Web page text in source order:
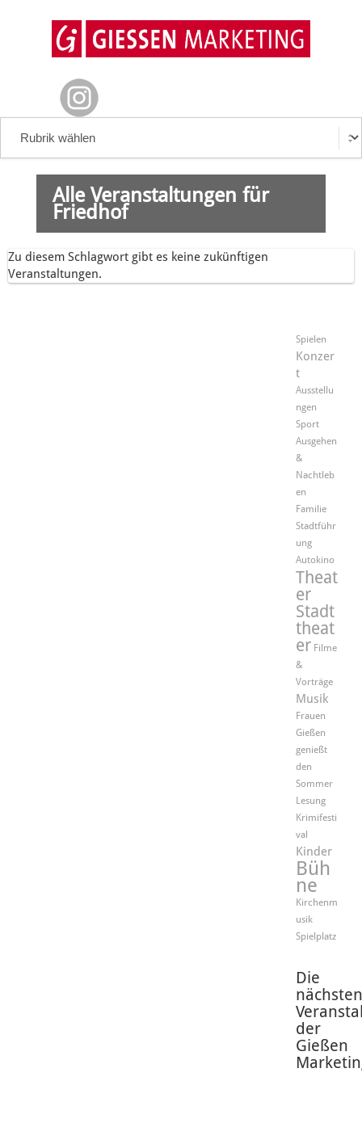
Alle Veranstaltungen für
Friedhof
Zu diesem Schlagwort gibt es keine zukünftigen
Veranstaltungen.
Spielen
Konzer
t
Ausstellu
ngen
Sport
Ausgehen
&
Nachtleb
en
Familie
Stadtführ
ung
Autokino
Theat
er
Stadt
theat
er Filme
&
Vorträge
Musik
Frauen
Gießen
genießt
den
Sommer
Lesung
Krimifesti
val
Kinder
Büh
ne
Kirchenm
usik
Spielplatz
Die
nächsten
der
Gießen